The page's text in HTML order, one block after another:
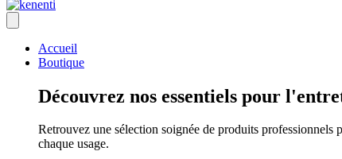
Accueil
Boutique
Découvrez nos essentiels pour
Retrouvez une sélection soignée de produits professionnels
chaque usage.